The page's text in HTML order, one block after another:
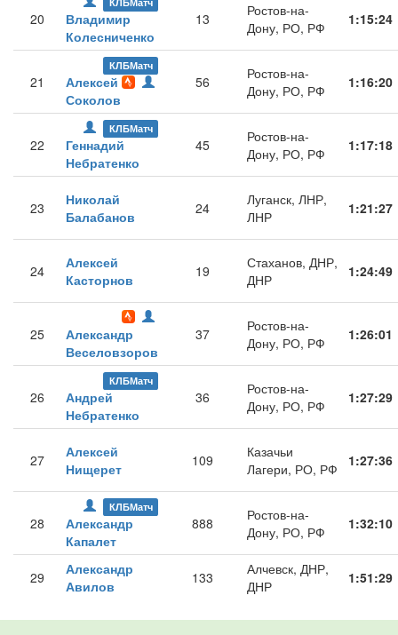
20
Владимир
Колесниченко
13
Ростов-на-
Дону, РО, РФ
1:15:24
21
КЛБМатч
Алексей
Соколов
56
Ростов-на-
Дону, РО, РФ
1:16:20
22
КЛБМатч
Геннадий
Небратенко
45
Ростов-на-
Дону, РО, РФ
1:17:18
23
Николай
Балабанов
24
Луганск, ЛНР,
ЛНР
1:21:27
24
Алексей
Касторнов
19
Стаханов, ДНР,
ДНР
1:24:49
25
Александр
Веселовзоров
37
Ростов-на-
Дону, РО, РФ
1:26:01
26
КЛБМатч
Андрей
Небратенко
36
Ростов-на-
Дону, РО, РФ
1:27:29
27
Алексей
Нищерет
109
Казачьи
Лагери, РО, РФ
1:27:36
28
КЛБМатч
Александр
Капалет
888
Ростов-на-
Дону, РО, РФ
1:32:10
29
Александр
Авилов
133
Алчевск, ДНР,
ДНР
1:51:29